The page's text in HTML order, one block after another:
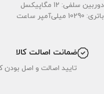
دوربین سلفی: 12 مگاپیکسل
باتری: 10290 میلی‌آمپر ساعت
ضمانت اصالت کالا
تایید اصالت و اصل بودن